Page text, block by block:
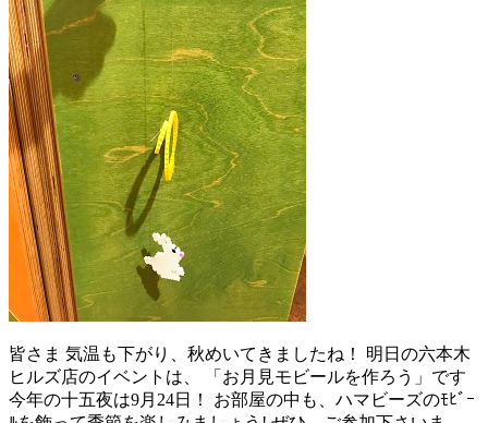
皆さま 気温も下がり、秋めいてきましたね！ 明日の六本木
ヒルズ店のイベントは、 「お月見モビールを作ろう」です
今年の十五夜は9月24日！ お部屋の中も、ハマビーズのﾓﾋﾞｰ